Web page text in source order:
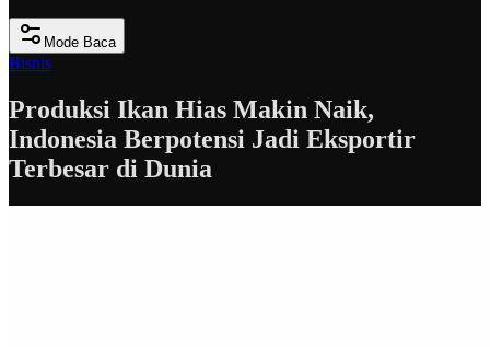
Mode Baca
Bisnis
Produksi Ikan Hias Makin Naik,
Indonesia Berpotensi Jadi Eksportir
Terbesar di Dunia